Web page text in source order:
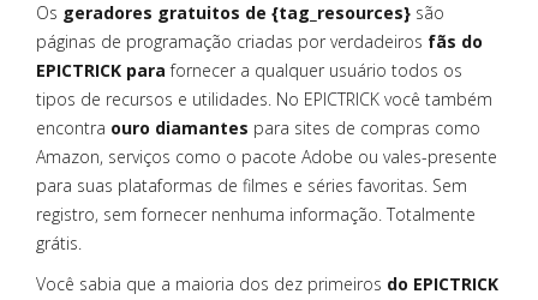
Os geradores gratuitos de {tag_resources} são
páginas de programação criadas por verdadeiros fãs do
EPICTRICK para fornecer a qualquer usuário todos os
tipos de recursos e utilidades. No EPICTRICK você também
encontra ouro diamantes para sites de compras como
Amazon, serviços como o pacote Adobe ou vales-presente
para suas plataformas de filmes e séries favoritas. Sem
registro, sem fornecer nenhuma informação. Totalmente
grátis.
Você sabia que a maioria dos dez primeiros do EPICTRICK